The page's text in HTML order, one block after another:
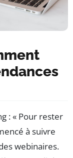
: « Pour rester
à suivre
webinaires.